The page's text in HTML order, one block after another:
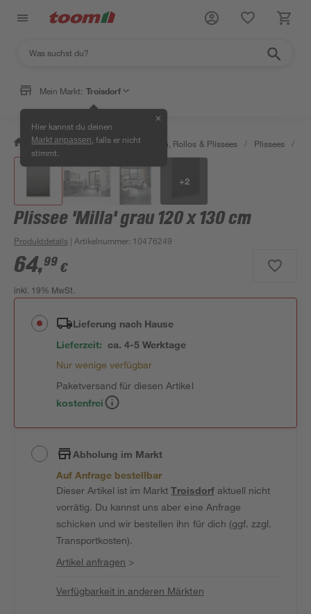
Mein Markt: Troisdorf
Hier kannst du deinen
Markt anpassen , falls er nicht
stimmt.
✕
/ Wohnen & Haushalt / Jalousien, Rollos & Plissees / Plissees /
+2
Plissee 'Milla' grau 120 x 130 cm
Produktdetails | Artikelnummer: 10476249
64,99 €
inkl. 19% MwSt.
Lieferung nach Hause
Lieferzeit: ca. 4-5 Werktage
Nur wenige verfügbar
Paketversand für diesen Artikel
kostenfrei
Abholung im Markt
Auf Anfrage bestellbar
Dieser Artikel ist im MarktTroisdorfaktuell nicht
vorrätig. Du kannst uns aber eine Anfrage
schicken und wir bestellen ihn für dich (ggf. zzgl.
Transportkosten).
Artikel anfragen >
Verfügbarkeit in anderen Märkten